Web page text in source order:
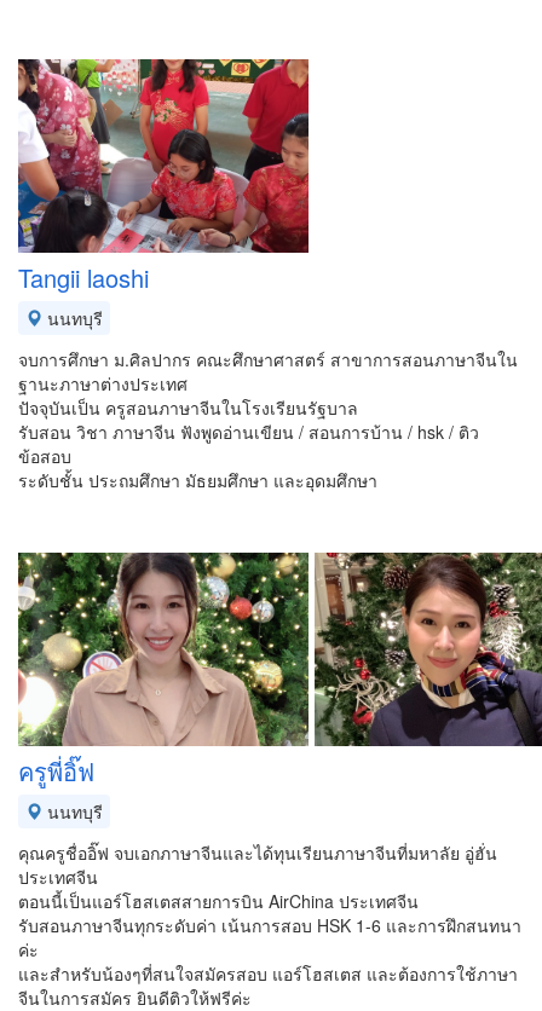
Tangii laoshi
นนทบุรี
จบการศึกษา ม.ศิลปากร คณะศึกษาศาสตร์ สาขาการสอนภาษาจีนใน
ฐานะภาษาต่างประเทศ
ปัจจุบันเป็น ครูสอนภาษาจีนในโรงเรียนรัฐบาล
รับสอน วิชา ภาษาจีน ฟังพูดอ่านเขียน / สอนการบ้าน / hsk / ติว
ข้อสอบ
ระดับชั้น ประถมศึกษา มัธยมศึกษา และอุดมศึกษา
ครูพี่อิ๊ฟ
นนทบุรี
คุณครูชื่ออิ๊ฟ จบเอกภาษาจีนและได้ทุนเรียนภาษาจีนที่มหาลัย อู่ฮั่น
ประเทศจีน
ตอนนี้เป็นแอร์โฮสเตสสายการบิน AirChina ประเทศจีน
รับสอนภาษาจีนทุกระดับค่า เน้นการสอบ HSK 1-6 และการฝึกสนทนา
ค่ะ
และสำหรับน้องๆที่สนใจสมัครสอบ แอร์โฮสเตส และต้องการใช้ภาษา
จีนในการสมัคร ยินดีติวให้ฟรีค่ะ